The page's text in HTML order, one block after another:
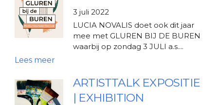
3 juli 2022
LUCIA NOVALIS doet ook dit jaar
mee met GLUREN BIJ DE BUREN
waarbij op zondag 3 JULI a.s....
ARTISTTALK EXPOSITIE
| EXHIBITION